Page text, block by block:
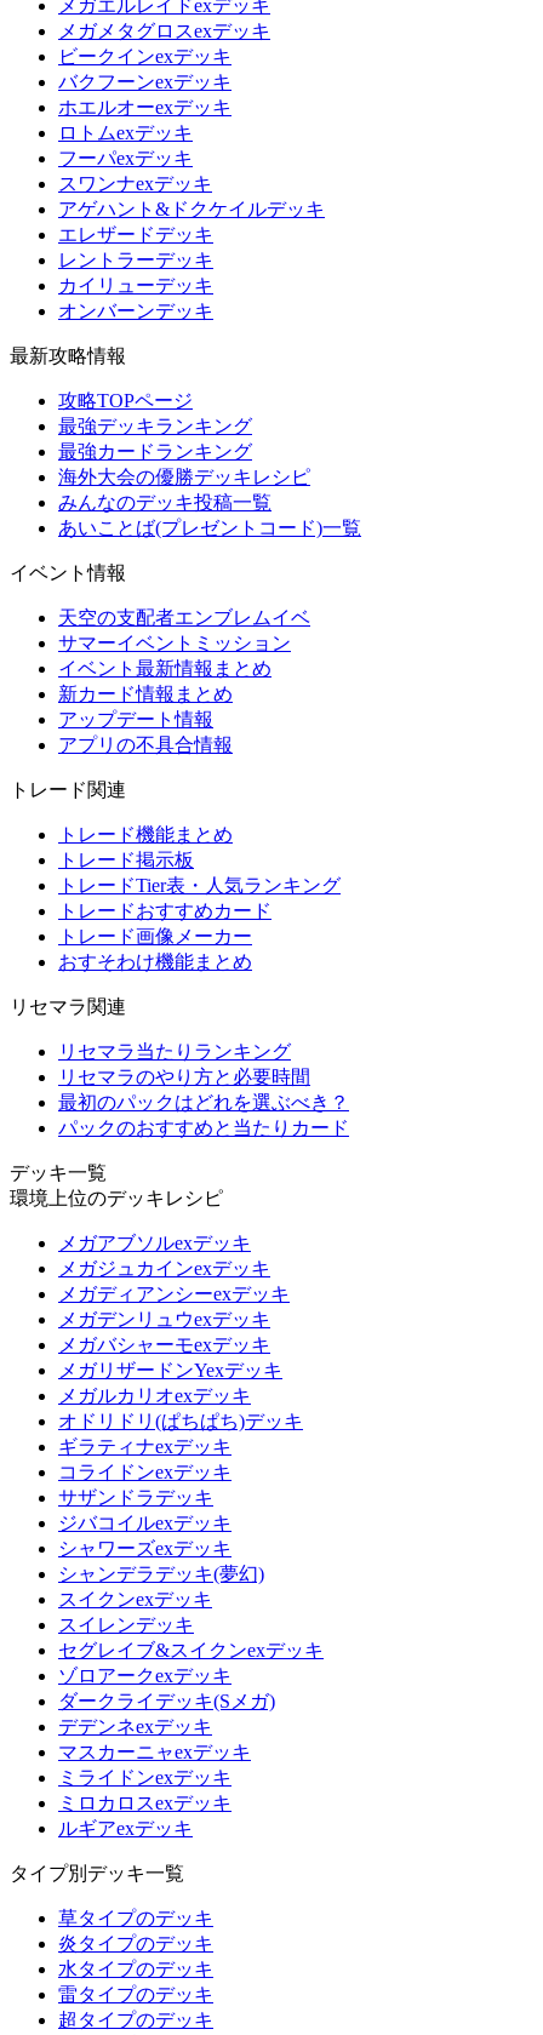
メガエルレイドexデッキ
メガメタグロスexデッキ
ビークインexデッキ
バクフーンexデッキ
ホエルオーexデッキ
ロトムexデッキ
フーパexデッキ
スワンナexデッキ
アゲハント&ドクケイルデッキ
エレザードデッキ
レントラーデッキ
カイリューデッキ
オンバーンデッキ
最新攻略情報
攻略TOPページ
最強デッキランキング
最強カードランキング
海外大会の優勝デッキレシピ
みんなのデッキ投稿一覧
あいことば(プレゼントコード)一覧
イベント情報
天空の支配者エンブレムイベ
サマーイベントミッション
イベント最新情報まとめ
新カード情報まとめ
アップデート情報
アプリの不具合情報
トレード関連
トレード機能まとめ
トレード掲示板
トレードTier表・人気ランキング
トレードおすすめカード
トレード画像メーカー
おすそわけ機能まとめ
リセマラ関連
リセマラ当たりランキング
リセマラのやり方と必要時間
最初のパックはどれを選ぶべき？
パックのおすすめと当たりカード
デッキ一覧
環境上位のデッキレシピ
メガアブソルexデッキ
メガジュカインexデッキ
メガディアンシーexデッキ
メガデンリュウexデッキ
メガバシャーモexデッキ
メガリザードンYexデッキ
メガルカリオexデッキ
オドリドリ(ぱちぱち)デッキ
ギラティナexデッキ
コライドンexデッキ
サザンドラデッキ
ジバコイルexデッキ
シャワーズexデッキ
シャンデラデッキ(夢幻)
スイクンexデッキ
スイレンデッキ
セグレイブ&スイクンexデッキ
ゾロアークexデッキ
ダークライデッキ(Sメガ)
デデンネexデッキ
マスカーニャexデッキ
ミライドンexデッキ
ミロカロスexデッキ
ルギアexデッキ
タイプ別デッキ一覧
草タイプのデッキ
炎タイプのデッキ
水タイプのデッキ
雷タイプのデッキ
超タイプのデッキ